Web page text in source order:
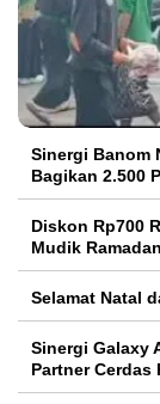
Sinergi Banom
Bagikan 2.500
Diskon Rp700
Mudik Ramadan
Selamat Natal
Sinergi Galaxy
Partner Cerdas